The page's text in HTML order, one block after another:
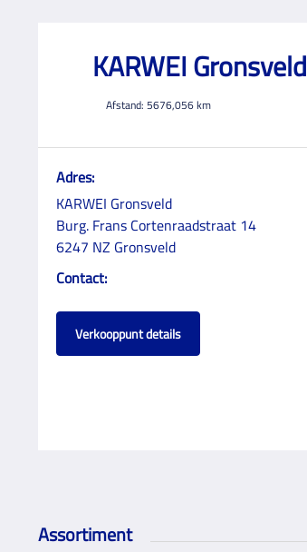
KARWEI Gronsveld
Afstand: 5676,056km
Adres:
KARWEI Gronsveld
Burg. Frans Cortenraadstraat 14
6247 NZ Gronsveld
Contact:
Verkooppunt details
Assortiment